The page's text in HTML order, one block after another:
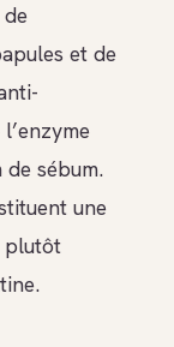
et de
sébum.
une
plutôt